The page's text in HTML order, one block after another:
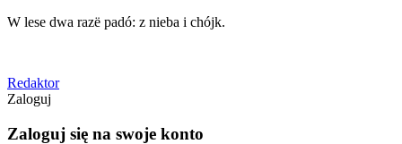
W lese dwa razë padó: z nieba i chójk.
Redaktor
Zaloguj
Zaloguj się na swoje konto